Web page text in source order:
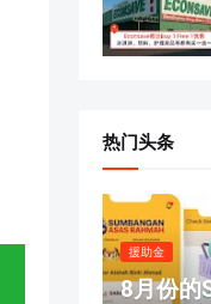
热门头条
援助金
8月份的